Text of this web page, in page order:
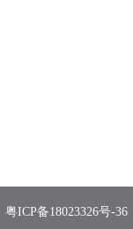
粤ICP备18023326号-36